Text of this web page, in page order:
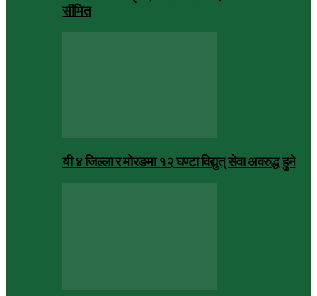
सीमित
यी ४ जिल्ला र मोरङमा १२ घण्टा विद्युत् सेवा अवरुद्ध हुने